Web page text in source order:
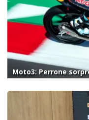
Moto3: Perrone